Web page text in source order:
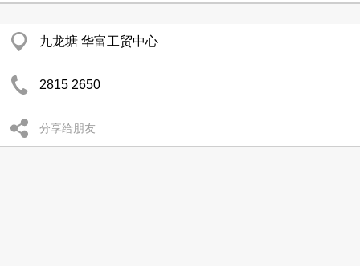
九龙塘 华富工贸中心
2815 2650
分享给朋友